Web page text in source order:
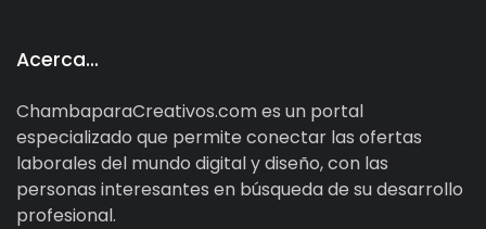
Acerca…
ChambaparaCreativos.com es un portal
especializado que permite conectar las ofertas
laborales del mundo digital y diseño, con las
personas interesantes en búsqueda de su desarrollo
profesional.